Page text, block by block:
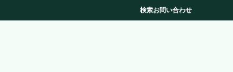
検索お問い合わせ